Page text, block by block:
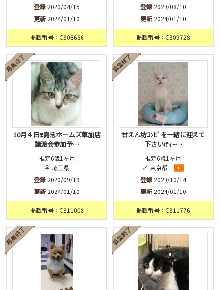
登録 2020/04/15
更新 2024/01/10
掲載番号：C306656
登録2020/08/10
更新2024/01/10
掲載番号：C309728
10月４日❣️島忠ホームズ草加店
譲渡会参加予…
推定6歳1ヶ月
♀ 埼玉県
登録 2020/09/19
更新 2024/01/10
掲載番号：C311008
甘えん坊ｺﾝﾋﾞを一緒に迎えて
下さい(ﾃｨｰ…
推定6歳1ヶ月
♂ 東京都
登録2020/10/14
更新2024/01/10
掲載番号：C311776